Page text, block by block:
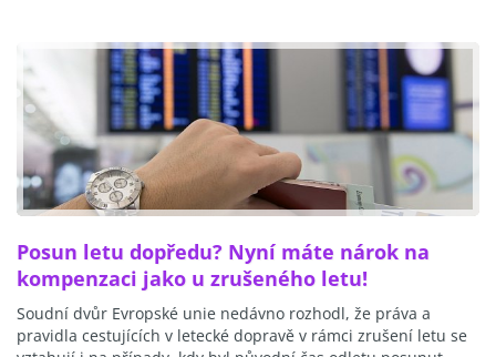
Posun letu dopředu? Nyní máte nárok na
kompenzaci jako u zrušeného letu!
Soudní dvůr Evropské unie nedávno rozhodl, že práva a
pravidla cestujících v letecké dopravě v rámci zrušení letu se